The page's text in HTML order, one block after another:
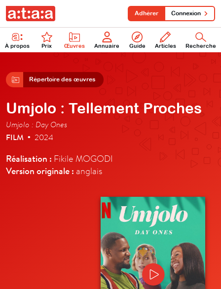
À propos Prix Œuvres Annuaire Guide Articles Recherche
Adhérer Connexion
Répertoire des œuvres
Umjolo : Tellement Proches
Umjolo : Day Ones
FILM • 2024
Réalisation : Fikile MOGODI
Version originale : anglais